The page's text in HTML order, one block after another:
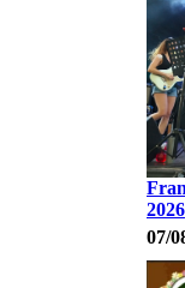
2026
07/